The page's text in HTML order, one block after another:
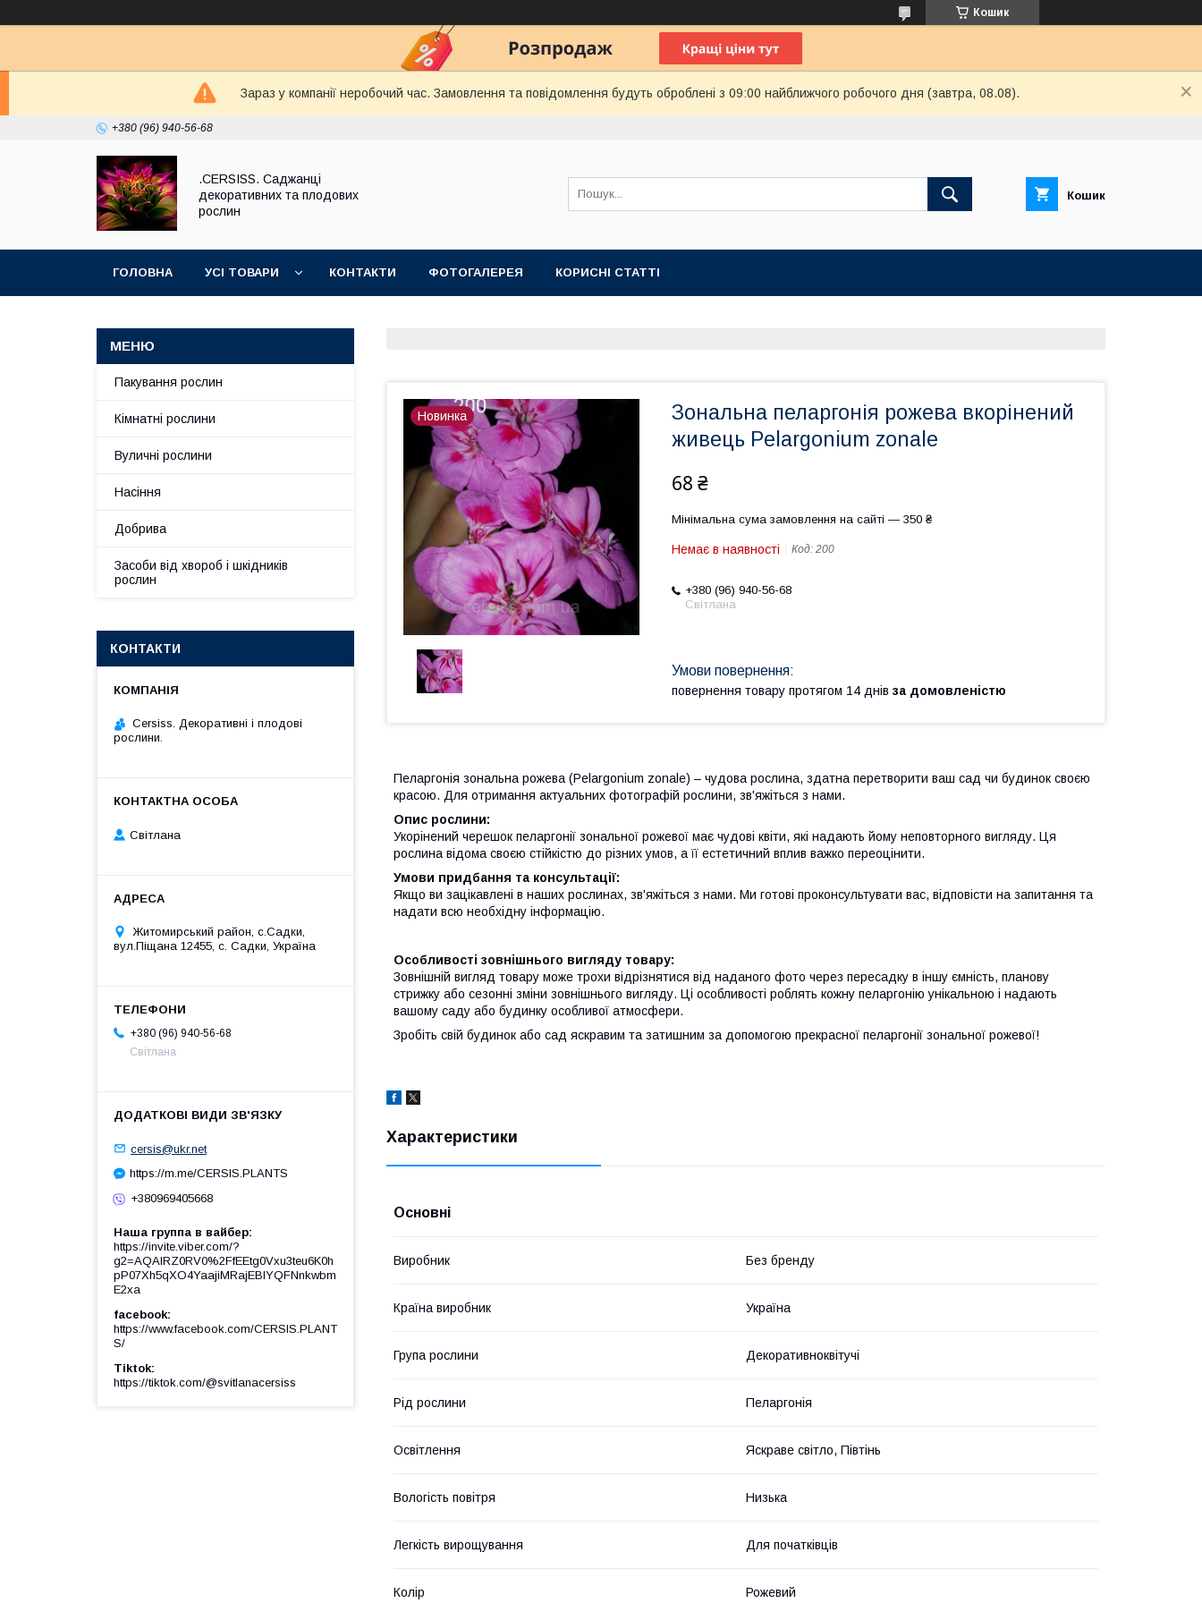
Кошик
Зараз у компанії неробочий час. Замовлення та повідомлення будуть оброблені з 09:00 найближчого робочого дня (завтра, 08.08).
+380 (96) 940-56-68
.CERSISS. Саджанці
декоративних та плодових
рослин
Кошик
ГОЛОВНА УСІ ТОВАРИ КОНТАКТИ ФОТОГАЛЕРЕЯ КОРИСНІ СТАТТІ
Новинка
Зональна пеларгонія рожева вкорінений
живець Pelargonium zonale
68 ₴
Мінімальна сума замовлення на сайті — 350 ₴
Немає в наявності Код: 200
+380 (96) 940-56-68
Світлана
повернення товару протягом 14 днів за домовленістю
Пеларгонія зональна рожева (Pelargonium zonale) – чудова рослина, здатна перетворити ваш сад чи будинок своєю
красою. Для отримання актуальних фотографій рослини, зв'яжіться з нами.
Опис рослини:
Укорінений черешок пеларгонії зональної рожевої має чудові квіти, які надають йому неповторного вигляду. Ця
рослина відома своєю стійкістю до різних умов, а її естетичний вплив важко переоцінити.
Умови придбання та консультації:
Якщо ви зацікавлені в наших рослинах, зв'яжіться з нами. Ми готові проконсультувати вас, відповісти на запитання та
надати всю необхідну інформацію.
Особливості зовнішнього вигляду товару:
Зовнішній вигляд товару може трохи відрізнятися від наданого фото через пересадку в іншу ємність, планову
стрижку або сезонні зміни зовнішнього вигляду. Ці особливості роблять кожну пеларгонію унікальною і надають
вашому саду або будинку особливої атмосфери.
Зробіть свій будинок або сад яскравим та затишним за допомогою прекрасної пеларгонії зональної рожевої!
Характеристики
Основні
Виробник Без бренду
Країна виробник Україна
Група рослини Декоративноквітучі
Рід рослини Пеларгонія
Освітлення Яскраве світло, Півтінь
Вологість повітря Низька
Легкість вирощування Для початківців
Колір Рожевий
Пакування рослин
Кімнатні рослини
Вуличні рослини
Насіння
Добрива
Засоби від хвороб і шкідників
рослин
КОНТАКТИ
Cersiss. Декоративні і плодові
рослини.
Світлана
Житомирський район, с.Садки,
вул.Піщана 12455, с. Садки, Україна
+380 (96) 940-56-68
Світлана
cersis@ukr.net
https://m.me/CERSIS.PLANTS
+380969405668
Наша группа в вайбер
https://invite.viber.com/?
g2=AQAIRZ0RV0%2FfEEtg0Vxu3teu6K0h
pP07Xh5qXO4YaajiMRajEBIYQFNnkwbm
E2xa
facebook
https://www.facebook.com/CERSIS.PLANT
S/
Tiktok
https://tiktok.com/@svitlanacersiss